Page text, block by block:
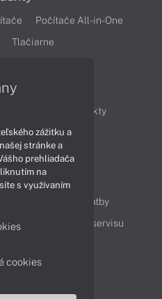
Počítače All-in-One
Tlačiarne
Produkty
Videá
doručenia a platby
služby Cenník servisu
oddelenie
zážitku a
stránke a
prehliadača
na
s využívaním
cookies